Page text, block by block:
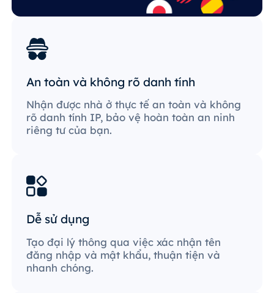
An toàn và không rõ danh tính
Nhận được nhà ở thực tế an toàn và không
rõ danh tính IP, bảo vệ hoàn toàn an ninh
riêng tư của bạn.
Dễ sử dụng
Tạo đại lý thông qua việc xác nhận tên
đăng nhập và mật khẩu, thuận tiện và
nhanh chóng.